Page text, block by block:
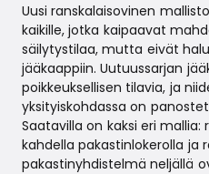
Uusi ranskalaisovinen
kaikille, jotka kaipaavat
säilytystilaa, mutta eivät
jääkaappiin. Uutuussarjan
poikkeuksellisen tilavia, ja
yksityiskohdassa on
Saatavilla on kaksi eri mallia:
kahdella pakastinlokerolla ja
pakastinyhdistelmä neljällä